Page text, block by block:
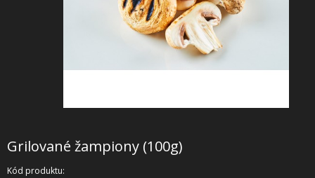
Grilované žampiony (100g)
Kód produktu: